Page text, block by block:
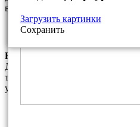
варианты фурнитуры из нашего
Комплектация замками данной
Данный комплект замков
требованиям МВД РФ. За
установить любой другой замок
ВЕРХНИЙ ЗАМОК
Загрузить картинки
Сохранить